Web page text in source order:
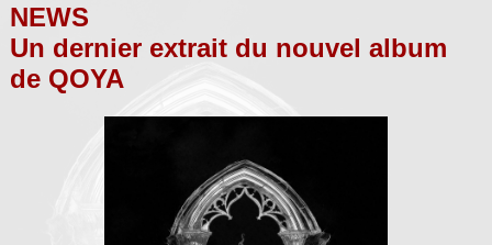
NEWS
Un dernier extrait du nouvel album
de QOYA